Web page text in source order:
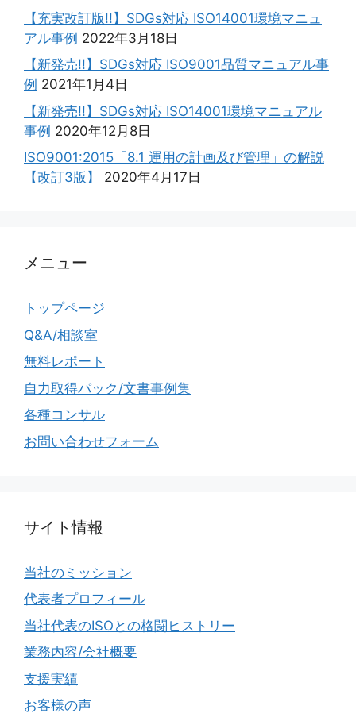
【充実改訂版!!】SDGs対応 ISO14001環境マニュ
アル事例 2022年3月18日
【新発売!!】SDGs対応 ISO9001品質マニュアル事
例 2021年1月4日
【新発売!!】SDGs対応 ISO14001環境マニュアル
事例 2020年12月8日
ISO9001:2015「8.1 運用の計画及び管理」の解説
【改訂3版】
2020年4月17日
メニュー
トップページ
Q&A/相談室
無料レポート
自力取得パック/文書事例集
各種コンサル
お問い合わせフォーム
サイト情報
当社のミッション
代表者プロフィール
当社代表のISOとの格闘ヒストリー
業務内容/会社概要
支援実績
お客様の声